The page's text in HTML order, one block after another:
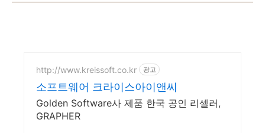
http://www.kreissoft.co.kr 광고
소프트웨어 크라이스아이앤씨
Golden Software사 제품 한국 공인 리셀러,
GRAPHER